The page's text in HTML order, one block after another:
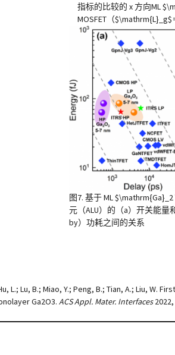
指标的比较的 x 方向ML
MOSFET（
图7. 基于 ML
元（ALU）的（a）开关能
by）功耗之间的关系
L.; Lu, B.; Miao, Y.; Peng, B.; Tian, A.; Liu,
Ga2O3.ACS Appl. Mater. Interfaces 2022,